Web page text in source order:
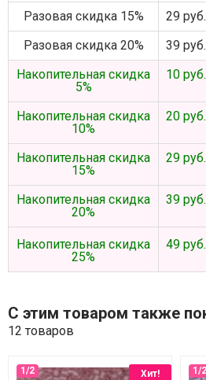
Разовая скидка 15%
29 руб.
Разовая скидка 20%
39 руб.
Накопительная скидка
5%
10 руб.
Накопительная скидка
10%
20 руб.
Накопительная скидка
15%
29 руб.
Накопительная скидка
20%
39 руб.
Накопительная скидка
25%
49 руб.
С этим товаром также
12 товаров
Хит!